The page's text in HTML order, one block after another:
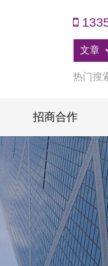
热门搜
招商合作